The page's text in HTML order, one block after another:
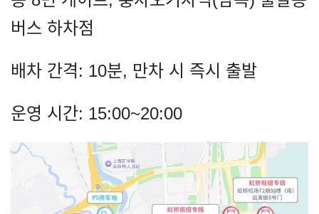
버스 하차점
배차 간격: 10분, 만차 시 즉시 출발
운영 시간: 15:00~20:00